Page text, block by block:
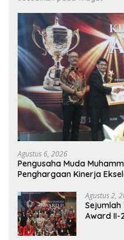
Agustus 6, 2026
Pengusaha Muda
Penghargaan Kinerja
Agustus 2,
Sejumlah
Award II-